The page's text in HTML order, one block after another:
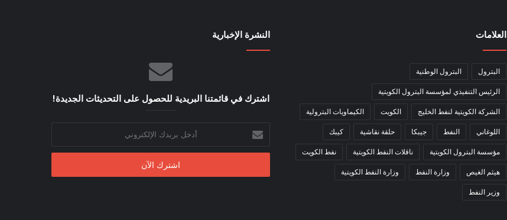
العلامات
البترول البترول الوطنية
الرئيس التنفيذي لمؤسسة البترول الكويتية
الشركة الكويتية لنفط الخليج الكويت الكيماويات البترولية
اللوغاني النفط جيبكا حلقة نقاشية كيبك
مؤسسة البترول الكويتية ناقلات النفط الكويتية نفط الكويت
هيثم الغيص وزارة النفط وزارة النفط الكويتية
وزير النفط
النشرة الإخبارية
اشترك في قائمتنا البريدية للحصول على التحديثات الجديدة!
أدخل
بريدك
الإلكتروني